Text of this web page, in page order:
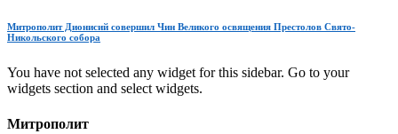
Митрополит Дионисий совершил Чин Великого освящения Престолов Свято-
Никольского собора
You have not selected any widget for this sidebar. Go to your
widgets section and select widgets.
Митрополит